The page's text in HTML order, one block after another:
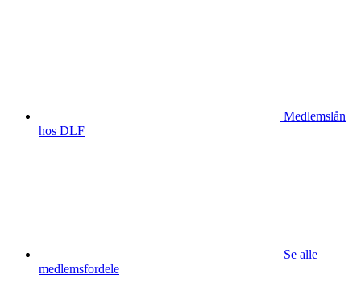
Medlemslån
hos DLF
Se alle
medlemsfordele